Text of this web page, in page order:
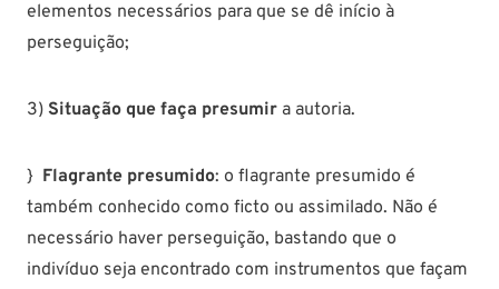
elementos necessários para que se dê início à
perseguição;
3) Situação que faça presumir a autoria.
} Flagrante presumido: o flagrante presumido é
também conhecido como ficto ou assimilado. Não é
necessário haver perseguição, bastando que o
indivíduo seja encontrado com instrumentos que façam